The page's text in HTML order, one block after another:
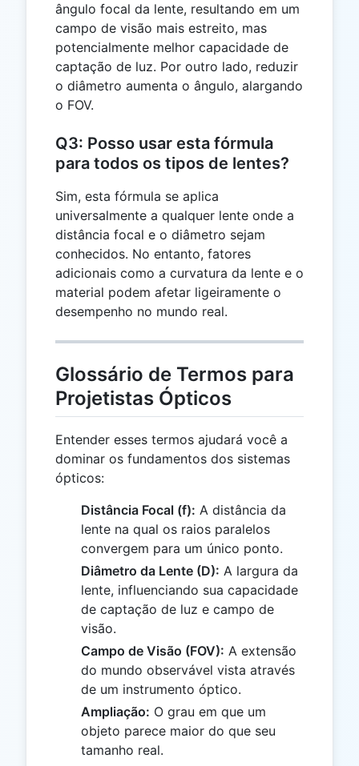
ângulo focal da lente, resultando em um
campo de visão mais estreito, mas
potencialmente melhor capacidade de
captação de luz. Por outro lado, reduzir
o diâmetro aumenta o ângulo, alargando
o FOV.
Q3: Posso usar esta fórmula
para todos os tipos de lentes?
Sim, esta fórmula se aplica
universalmente a qualquer lente onde a
distância focal e o diâmetro sejam
conhecidos. No entanto, fatores
adicionais como a curvatura da lente e o
material podem afetar ligeiramente o
desempenho no mundo real.
Glossário de Termos para
Projetistas Ópticos
Entender esses termos ajudará você a
dominar os fundamentos dos sistemas
ópticos:
Distância Focal (f): A distância da
lente na qual os raios paralelos
convergem para um único ponto.
Diâmetro da Lente (D): A largura da
lente, influenciando sua capacidade
de captação de luz e campo de
visão.
Campo de Visão (FOV): A extensão
do mundo observável vista através
de um instrumento óptico.
Ampliação: O grau em que um
objeto parece maior do que seu
tamanho real.